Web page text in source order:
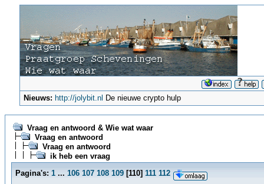
Nieuws: http://jolybit.nl De nieuwe crypto hulp
Vraag en antwoord & Wie wat waar
Vraag en antwoord
Vraag en antwoord
ik heb een vraag
Pagina's: 1 ... 106 107 108 109 [110] 111 112